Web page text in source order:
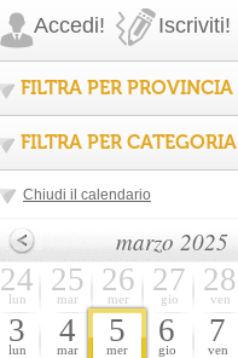
Accedi! Iscriviti!
FILTRA PER PROVINCIA
FILTRA PER CATEGORIA
Chiudi il calendario
marzo 2025
24
lun
25
mar
26
mer
27
gio
28
ven
3
lun
4
mar
5
mer
6
gio
7
ven